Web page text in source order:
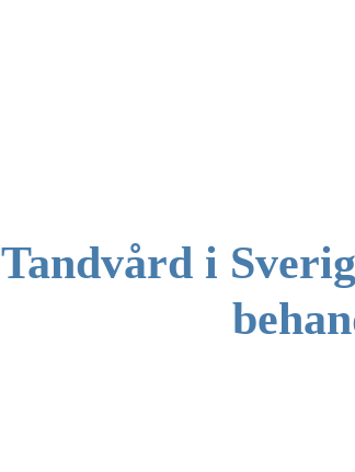
Tandvård i